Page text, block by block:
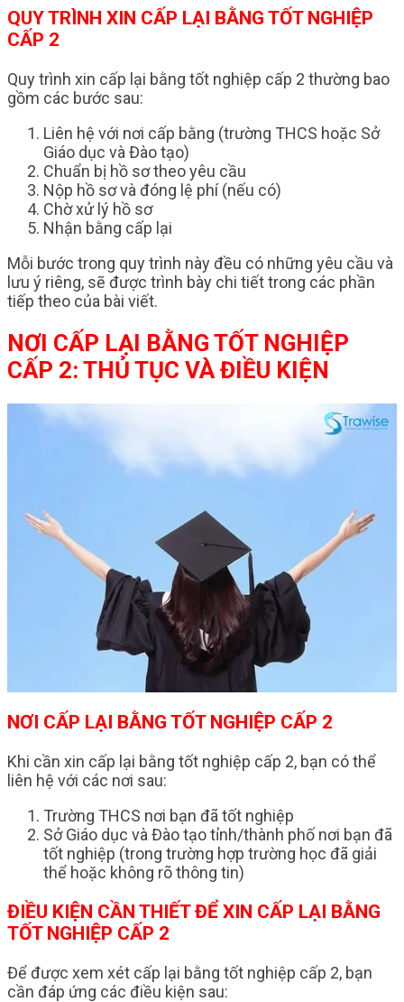
QUY TRÌNH XIN CẤP LẠI BẰNG TỐT NGHIỆP
CẤP 2
Quy trình xin cấp lại bằng tốt nghiệp cấp 2 thường bao
gồm các bước sau:
Liên hệ với nơi cấp bằng (trường THCS hoặc Sở
Giáo dục và Đào tạo)
Chuẩn bị hồ sơ theo yêu cầu
Nộp hồ sơ và đóng lệ phí (nếu có)
Chờ xử lý hồ sơ
Nhận bằng cấp lại
Mỗi bước trong quy trình này đều có những yêu cầu và
lưu ý riêng, sẽ được trình bày chi tiết trong các phần
tiếp theo của bài viết.
NƠI CẤP LẠI BẰNG TỐT NGHIỆP
CẤP 2: THỦ TỤC VÀ ĐIỀU KIỆN
NƠI CẤP LẠI BẰNG TỐT NGHIỆP CẤP 2
Khi cần xin cấp lại bằng tốt nghiệp cấp 2, bạn có thể
liên hệ với các nơi sau:
Trường THCS nơi bạn đã tốt nghiệp
Sở Giáo dục và Đào tạo tỉnh/thành phố nơi bạn đã
tốt nghiệp (trong trường hợp trường học đã giải
thể hoặc không rõ thông tin)
ĐIỀU KIỆN CẦN THIẾT ĐỂ XIN CẤP LẠI BẰNG
TỐT NGHIỆP CẤP 2
Để được xem xét cấp lại bằng tốt nghiệp cấp 2, bạn
cần đáp ứng các điều kiện sau: